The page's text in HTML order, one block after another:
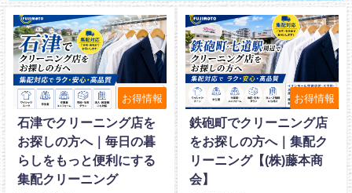
お得情報
石津でクリーニング店を
お探しの方へ｜毎日の暮
らしをもっと便利にする
集配クリーニング
お得情報
鉄砲町でクリーニング店
をお探しの方へ｜集配ク
リーニング【(株)藤本商
会】